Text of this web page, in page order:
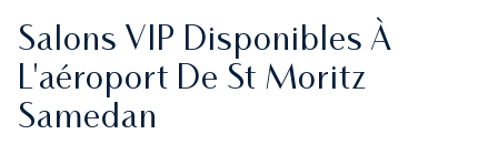
Salons VIP Disponibles À
L'aéroport De St Moritz
Samedan